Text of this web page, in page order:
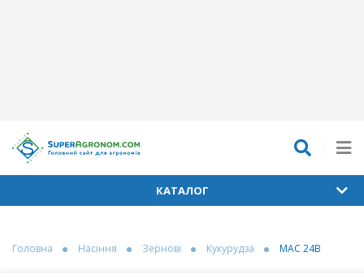
КАТАЛОГ
Головна Насіння Зернові Кукурудза МАС 24В